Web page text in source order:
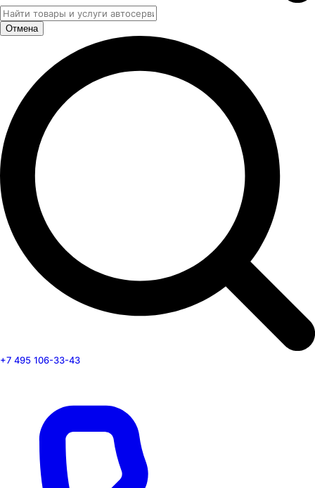
Отмена
+7 495 106-33-43